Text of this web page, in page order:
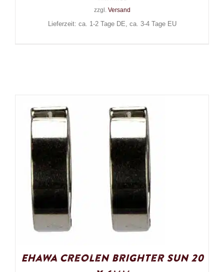
zzgl. Versand
Lieferzeit: ca. 1-2 Tage DE, ca. 3-4 Tage EU
Ehawa Creolen Brighter Sun 20